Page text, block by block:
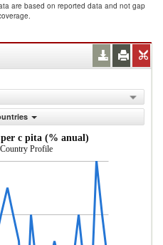
are based on reported data and not gap
c pita (% anual)
Profile